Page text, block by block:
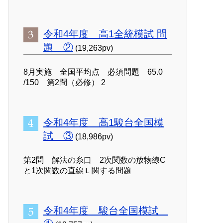
令和4年度 高1全統模試 問
題 ② (19,263pv)
8月実施 全国平均点 必須問題 65.0
/150 第2問（必修） 2
令和4年度 高1駿台全国模
試 ③ (18,986pv)
第2問 解法の糸口 2次関数の放物線C
と1次関数の直線Ｌ関する問題
令和4年度 駿台全国模試